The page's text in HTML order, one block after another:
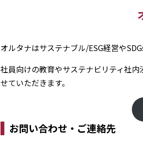
オルタナはサステナブル/ESG経営や
社員向けの教育やサステナビリティ社
せていただきます。
お問い合わせ・ご連絡先